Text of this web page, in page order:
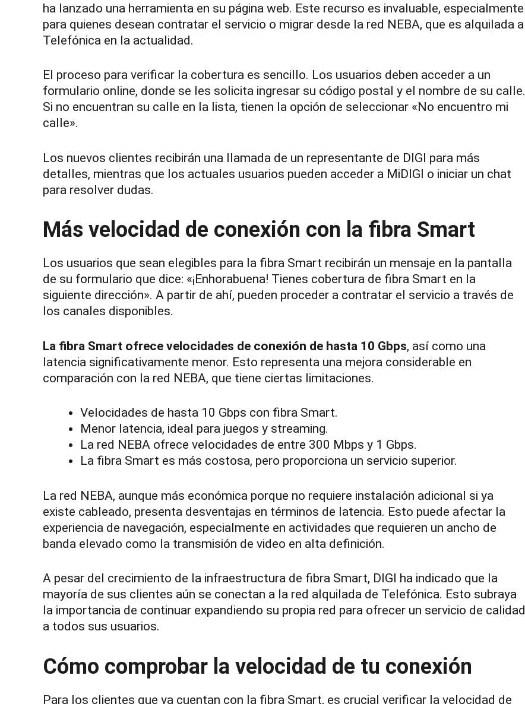
ha lanzado una herramienta en su página web. Este recurso es invaluable, especialmente
para quienes desean contratar el servicio o migrar desde la red NEBA, que es alquilada a
Telefónica en la actualidad.
El proceso para verificar la cobertura es sencillo. Los usuarios deben acceder a un
formulario online, donde se les solicita ingresar su código postal y el nombre de su calle.
Si no encuentran su calle en la lista, tienen la opción de seleccionar «No encuentro mi
calle».
Los nuevos clientes recibirán una llamada de un representante de DIGI para más
detalles, mientras que los actuales usuarios pueden acceder a MiDIGI o iniciar un chat
para resolver dudas.
Más velocidad de conexión con la fibra Smart
Los usuarios que sean elegibles para la fibra Smart recibirán un mensaje en la pantalla
de su formulario que dice: «¡Enhorabuena! Tienes cobertura de fibra Smart en la
siguiente dirección». A partir de ahí, pueden proceder a contratar el servicio a través de
los canales disponibles.
La fibra Smart ofrece velocidades de conexión de hasta 10 Gbps, así como una
latencia significativamente menor. Esto representa una mejora considerable en
comparación con la red NEBA, que tiene ciertas limitaciones.
Velocidades de hasta 10 Gbps con fibra Smart.
Menor latencia, ideal para juegos y streaming.
La red NEBA ofrece velocidades de entre 300 Mbps y 1 Gbps.
La fibra Smart es más costosa, pero proporciona un servicio superior.
La red NEBA, aunque más económica porque no requiere instalación adicional si ya
existe cableado, presenta desventajas en términos de latencia. Esto puede afectar la
experiencia de navegación, especialmente en actividades que requieren un ancho de
banda elevado como la transmisión de video en alta definición.
A pesar del crecimiento de la infraestructura de fibra Smart, DIGI ha indicado que la
mayoría de sus clientes aún se conectan a la red alquilada de Telefónica. Esto subraya
la importancia de continuar expandiendo su propia red para ofrecer un servicio de calidad
a todos sus usuarios.
Cómo comprobar la velocidad de tu conexión
Para los clientes que ya cuentan con la fibra Smart, es crucial verificar la velocidad de